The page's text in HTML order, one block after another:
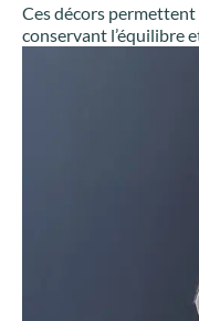
Ces décors
conservant l’équilibre